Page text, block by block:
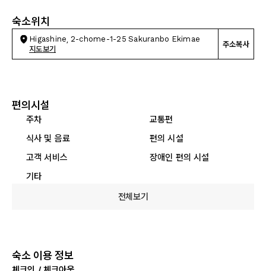
숙소위치
Higashine, 2-chome-1-25 Sakuranbo Ekimae
지도보기
주소복사
편의시설
주차
교통편
식사 및 음료
편의 시설
고객 서비스
장애인 편의 시설
기타
전체보기
숙소 이용 정보